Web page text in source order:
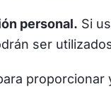
personal. Si
ser